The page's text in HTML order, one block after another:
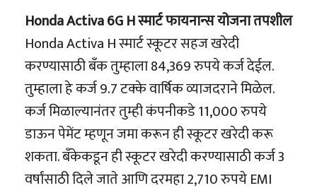
Honda Activa 6G H स्मार्ट फायनान्स योजना तपशील
Honda Activa H स्मार्ट स्कूटर सहज खरेदी
करण्यासाठी बँक तुम्हाला 84,369 रुपये कर्ज देईल.
तुम्हाला हे कर्ज 9.7 टक्के वार्षिक व्याजदराने मिळेल.
कर्ज मिळाल्यानंतर तुम्ही कंपनीकडे 11,000 रुपये
डाऊन पेमेंट म्हणून जमा करून ही स्कूटर खरेदी करू
शकता. बँकेकडून ही स्कूटर खरेदी करण्यासाठी कर्ज 3
वर्षांसाठी दिले जाते आणि दरमहा 2,710 रुपये EMI